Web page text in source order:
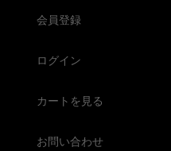
会員登録
ログイン
カートを見る
お問い合わせ